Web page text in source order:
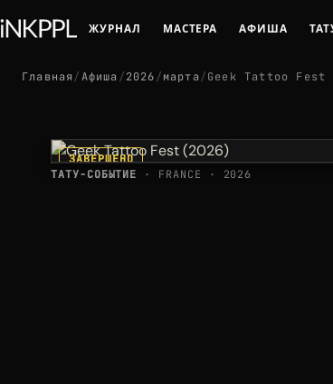
ЖУРНАЛ МАСТЕРА АФИША
Главная/Афиша /2026/марта/Geek Tattoo Fest
ЗАВЕРШЕНО
ТАТУ-СОБЫТИЕ · FRANCE · 2026